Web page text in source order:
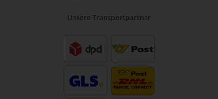
Unsere Transportpartner